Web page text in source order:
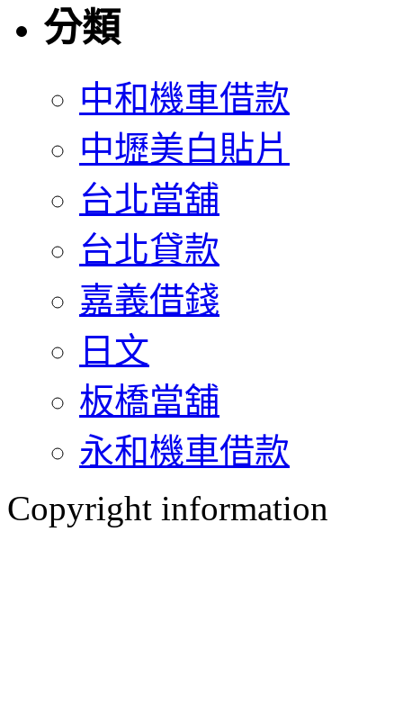
分類
中和機車借款
中壢美白貼片
台北當舖
台北貸款
嘉義借錢
日文
板橋當舖
永和機車借款
Copyright information